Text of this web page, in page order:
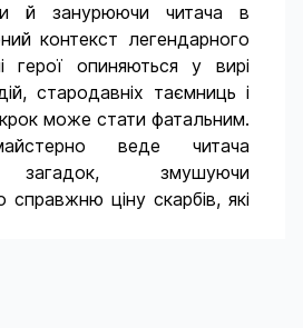
й занурюючи читача в
контекст легендарного
герої опиняються у вирі
стародавніх таємниць і
може стати фатальним.
веде читача
загадок, змушуючи
справжню ціну скарбів, які